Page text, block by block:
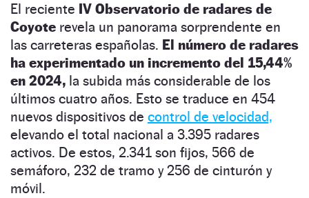
El reciente IV Observatorio de radares de
Coyote revela un panorama sorprendente en
las carreteras españolas. El número de radares
ha experimentado un incremento del 15,44%
en 2024, la subida más considerable de los
últimos cuatro años. Esto se traduce en 454
nuevos dispositivos de control de velocidad,
elevando el total nacional a 3.395 radares
activos. De estos, 2.341 son fijos, 566 de
semáforo, 232 de tramo y 256 de cinturón y
móvil.